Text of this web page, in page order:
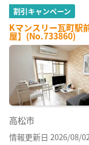
割引キャンペーン
Kマンスリー瓦町駅
屋】(No.733860)
高松市
情報更新日 2026/08/